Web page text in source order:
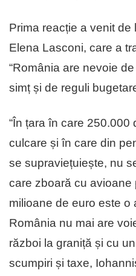
Prima reacție a venit de
Elena Lasconi, care a
“România are nevoie
simț și de reguli
“În țara în care 250.000
culcare și în care din
se supraviețuiește, nu
care zboară cu avioane
milioane de euro este o
România nu mai are
război la graniță și cu
scumpiri și taxe,